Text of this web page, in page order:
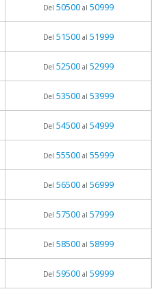
Del 50500al 50999
Del 51500al 51999
Del 52500al 52999
Del 53500al 53999
Del 54500al 54999
Del 55500al 55999
Del 56500al 56999
Del 57500al 57999
Del 58500al 58999
Del 59500al 59999